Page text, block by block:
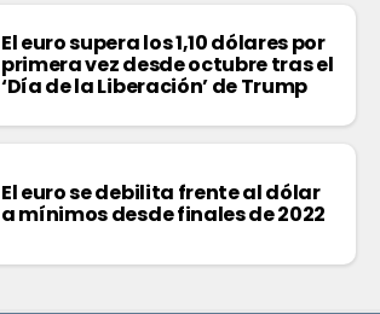
El euro supera los 1,10 dólares por
primera vez desde octubre tras el
‘Día de la Liberación’ de Trump
El euro se debilita frente al dólar
a mínimos desde finales de 2022